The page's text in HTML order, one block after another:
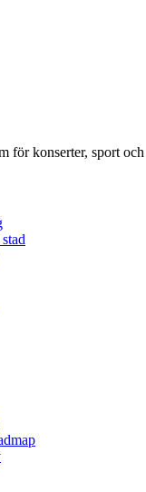
för konserter, sport